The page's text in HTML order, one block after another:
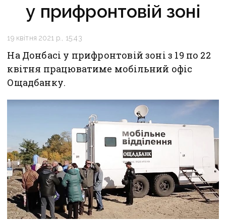
у прифронтовій зоні
19 квітня 2021 р., 15:43
На Донбасі у прифронтовій зоні з 19 по 22
квітня працюватиме мобільний офіс
Ощадбанку.